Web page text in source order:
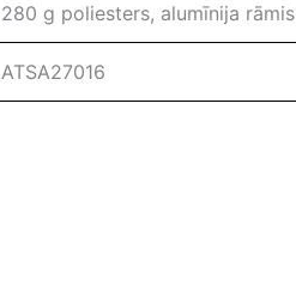
280 g poliesters, alumīnija rāmis
ATSA27016